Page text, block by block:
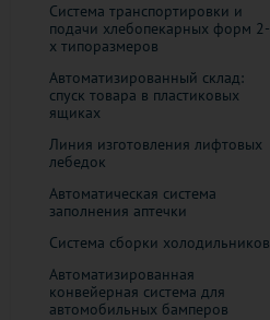
Система транспортировки и
подачи хлебопекарных форм 2-
х типоразмеров
Автоматизированный склад:
спуск товара в пластиковых
ящиках
Линия изготовления лифтовых
лебедок
Автоматическая система
заполнения аптечки
Система сборки холодильников
Автоматизированная
конвейерная система для
автомобильных бамперов